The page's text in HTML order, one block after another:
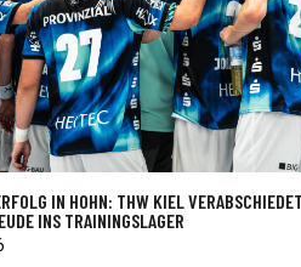
IN HOHN: THW KIEL
INS TRAININGSLAGER